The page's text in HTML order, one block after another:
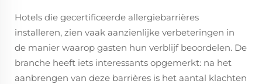
Hotels die gecertificeerde allergiebarrières
installeren, zien vaak aanzienlijke verbeteringen in
de manier waarop gasten hun verblijf beoordelen. De
branche heeft iets interessants opgemerkt: na het
aanbrengen van deze barrières is het aantal klachten